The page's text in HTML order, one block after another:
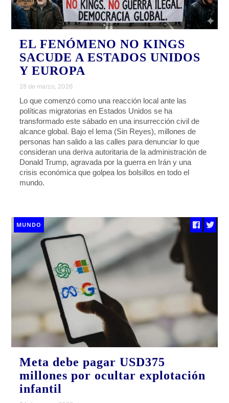
EL FENÓMENO NO KINGS
SACUDE A ESTADOS UNIDOS
Y EUROPA
28 de marzo, 2026
Lo que comenzó como una reacción local ante las
políticas migratorias en Estados Unidos se ha
transformado este sábado en una insurrección civil de
alcance global. Bajo el lema (Sin Reyes), millones de
personas han salido a las calles para denunciar lo que
consideran una deriva autoritaria de la administración de
Donald Trump, agravada por la guerra en Irán y una
crisis económica que golpea los bolsillos en todo el
mundo.
MUNDO
Meta debe pagar USD375
millones por ocultar explotación
infantil